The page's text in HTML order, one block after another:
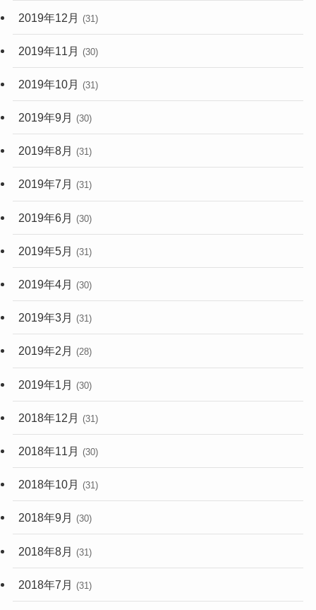
2019年12月 (31)
2019年11月 (30)
2019年10月 (31)
2019年9月 (30)
2019年8月 (31)
2019年7月 (31)
2019年6月 (30)
2019年5月 (31)
2019年4月 (30)
2019年3月 (31)
2019年2月 (28)
2019年1月 (30)
2018年12月 (31)
2018年11月 (30)
2018年10月 (31)
2018年9月 (30)
2018年8月 (31)
2018年7月 (31)